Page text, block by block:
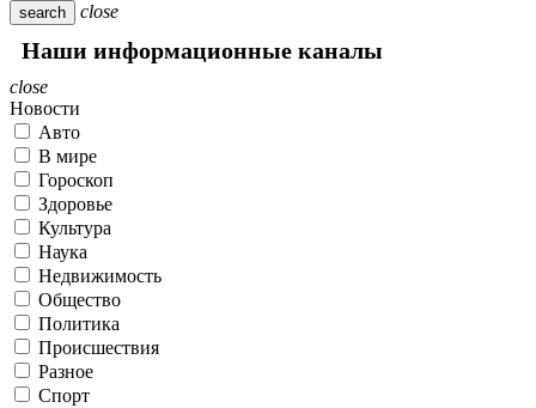
search close
Наши информационные каналы
close
Новости
Авто
В мире
Гороскоп
Здоровье
Культура
Наука
Недвижимость
Общество
Политика
Происшествия
Разное
Спорт